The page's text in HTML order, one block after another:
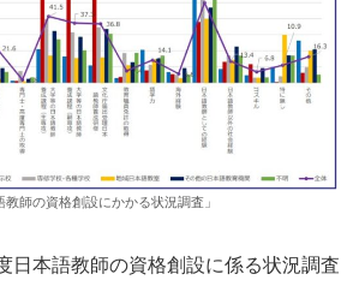
師の資格創設にかかる状況調査」
日本語教師の資格創設に係る状況調査